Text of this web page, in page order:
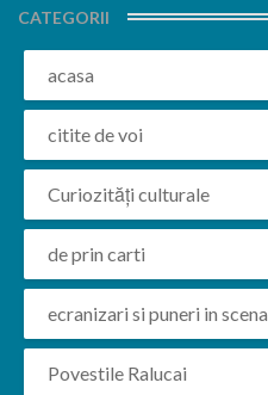
CATEGORII
acasa
citite de voi
Curiozități culturale
de prin carti
ecranizari si puneri in scena
Povestile Ralucai